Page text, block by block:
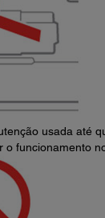
usada até
funcionamento